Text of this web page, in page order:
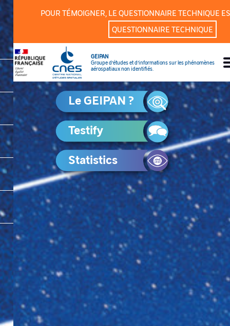
Cookies management panel
POUR TÉMOIGNER, LE QUESTIONNAIRE TECHNIQUE
QUESTIONNAIRE TECHNIQUE
GEIPAN
Groupe d’études et d’informations sur les phénomènes
aérospatiaux non identifiés.
Le GEIPAN ?
Testify
Statistics